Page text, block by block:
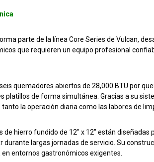
parte de la línea Core Series de Vulcan,
que requieren un equipo profesional
quemadores abiertos de 28,000 BTU por
platillos de forma simultánea. Gracias a su
la operación diaria como las labores de
de hierro fundido de 12″ x 12″ están
durante largas jornadas de servicio. Su
entornos gastronómicos exigentes.